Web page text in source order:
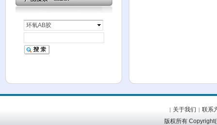
环氧AB胶
| 关于我们 | 联系
版权所有